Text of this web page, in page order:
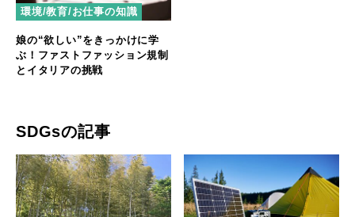
環境/教育/お仕事の知識
娘の“欲しい”をきっかけに学
ぶ！ファストファッション規制
とイタリアの挑戦
SDGsの記事